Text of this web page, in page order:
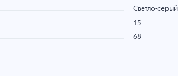
Светло-серый
15
68